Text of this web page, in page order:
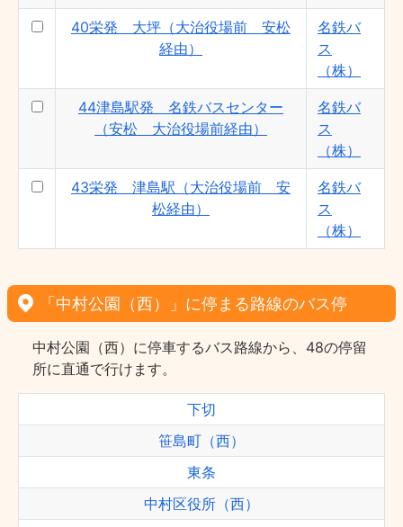
40栄発 大坪（大治役場前 安松
経由）
名鉄バ
ス
（株）
44津島駅発 名鉄バスセンター
（安松 大治役場前経由）
名鉄バ
ス
（株）
43栄発 津島駅（大治役場前 安
松経由）
名鉄バ
ス
（株）
「中村公園（西）」に停まる路線のバス停
中村公園（西）に停車するバス路線から、48の停留
所に直通で行けます。
下切
笹島町（西）
東条
中村区役所（西）